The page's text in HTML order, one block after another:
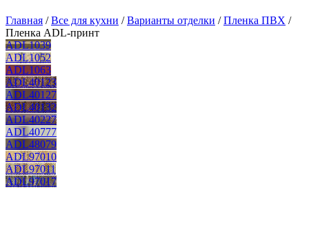
Главная /Все для кухни /Варианты отделки /Пленка ПВХ /
Пленка ADL-принт
ADL1039
ADL1052
ADL1063
ADL40123
ADL40127
ADL40132
ADL40227
ADL40777
ADL48079
ADL97010
ADL97011
ADL97017